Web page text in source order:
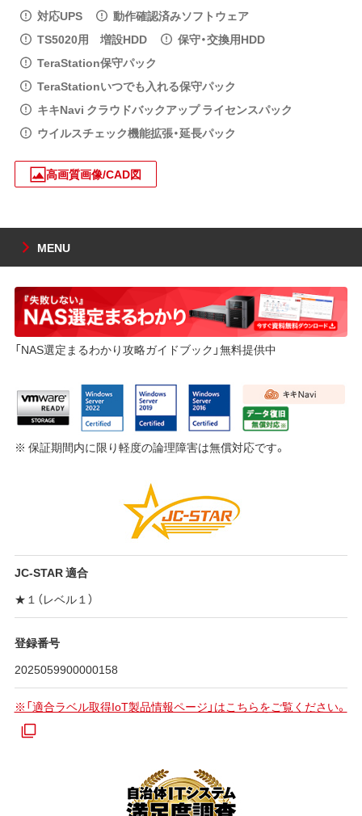
対応UPS
動作確認済みソフトウェア
TS5020用 増設HDD
保守・交換用HDD
TeraStation保守パック
TeraStationいつでも入れる保守パック
キキNavi クラウドバックアップ ライセンスパック
ウイルスチェック機能拡張・延長パック
高画質画像/CAD図
MENU
「NAS選定まるわかり攻略ガイドブック」無料提供中
※ 保証期間内に限り軽度の論理障害は無償対応です。
JC-STAR 適合
★１（レベル１）
登録番号
2025059900000158
※「適合ラベル取得IoT製品情報ページ」はこちらをご覧ください。